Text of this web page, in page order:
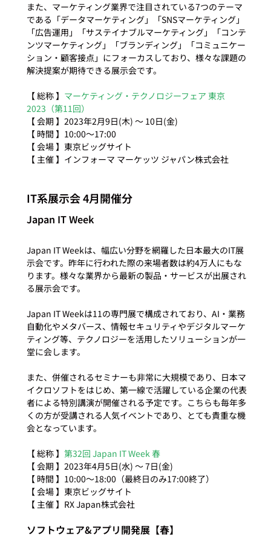
また、マーケティング業界で注目されている7つのテーマ
である「データマーケティング」「SNSマーケティング」
「広告運用」「サステイナブルマーケティング」「コンテ
ンツマーケティング」「ブランディング」「コミュニケー
ション・顧客接点」にフォーカスしており、様々な課題の
解決提案が期待できる展示会です。
【 総称 】 マーケティング・テクノロジーフェア 東京
2023（第11回）
【 会期 】2023年2月9日(木) ～ 10日(金)
【 時間 】10:00～17:00
【 会場 】東京ビッグサイト
【 主催 】インフォーマ マーケッツ ジャパン株式会社
IT系展示会 4月開催分
Japan IT Week
Japan IT Weekは、幅広い分野を網羅した日本最大のIT展
示会です。昨年に行われた際の来場者数は約4万人にもな
ります。様々な業界から最新の製品・サービスが出展され
る展示会です。
Japan IT Weekは11の専門展で構成されており、AI・業務
自動化やメタバース、情報セキュリティやデジタルマーケ
ティング等、テクノロジーを活用したソリューションが一
堂に会します。
また、併催されるセミナーも非常に大規模であり、日本マ
イクロソフトをはじめ、第一線で活躍している企業の代表
者による特別講演が開催される予定です。こちらも毎年多
くの方が受講される人気イベントであり、とても貴重な機
会となっています。
【 総称 】 第32回 Japan IT Week 春
【 会期 】2023年4月5日(水) ～ 7日(金)
【 時間 】10:00～18:00（最終日のみ17:00終了）
【 会場 】東京ビッグサイト
【 主催 】RX Japan株式会社
ソフトウェア&アプリ開発展【春】